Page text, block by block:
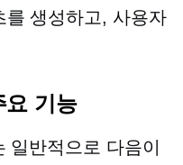
를 생성하고, 사용자
기능
반적으로 다음이